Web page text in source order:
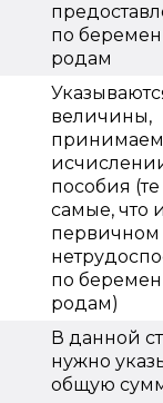
по
родам
величины,
пособия
самые, что
первичном
по
родам)
В данной
нужно
общую